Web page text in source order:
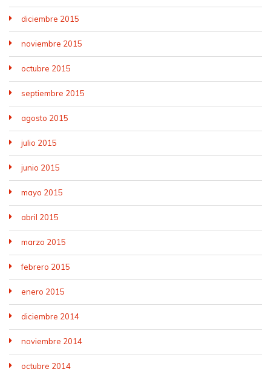
diciembre 2015
noviembre 2015
octubre 2015
septiembre 2015
agosto 2015
julio 2015
junio 2015
mayo 2015
abril 2015
marzo 2015
febrero 2015
enero 2015
diciembre 2014
noviembre 2014
octubre 2014